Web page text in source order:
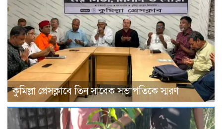
কুমিল্লা প্রেসক্লাবে তিন সাবেক সভাপতিকে স্মরণ